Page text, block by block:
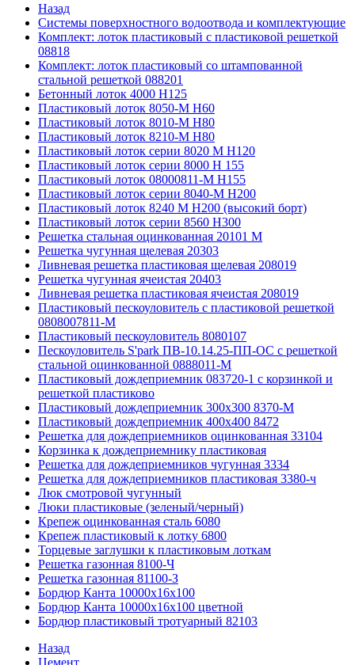
Назад
Системы поверхностного водоотвода и комплектующие
Комплект: лоток пластиковый с пластиковой решеткой
08818
Комплект: лоток пластиковый со штампованной
стальной решеткой 088201
Бетонный лоток 4000 Н125
Пластиковый лоток 8050-М H60
Пластиковый лоток 8010-М H80
Пластиковый лоток 8210-М H80
Пластиковый лоток серии 8020 М H120
Пластиковый лоток серии 8000 Н 155
Пластиковый лоток 08000811-М H155
Пластиковый лоток серии 8040-М H200
Пластиковый лоток 8240 M H200 (высокий борт)
Пластиковый лоток серии 8560 Н300
Решетка стальная оцинкованная 20101 М
Решетка чугунная щелевая 20303
Ливневая решетка пластиковая щелевая 208019
Решетка чугунная ячеистая 20403
Ливневая решетка пластиковая ячеистая 208019
Пластиковый пескоуловитель с пластиковой решеткой
0808007811-М
Пластиковый пескоуловитель 8080107
Пескоуловитель S'park ПВ-10.14.25-ПП-ОС с решеткой
стальной оцинкованной 0888011-М
Пластиковый дождеприемник 083720-1 c корзинкой и
решеткой пластиково
Пластиковый дождеприемник 300x300 8370-М
Пластиковый дождеприемник 400x400 8472
Решетка для дождеприемников оцинкованная 33104
Корзинка к дождеприемнику пластиковая
Решетка для дождеприемников чугунная 3334
Решетка для дождеприемников пластиковая 3380-ч
Люк смотровой чугунный
Люки пластиковые (зеленый/черный)
Крепеж оцинкованная сталь 6080
Крепеж пластиковый к лотку 6800
Торцевые заглушки к пластиковым лоткам
Решетка газонная 8100-Ч
Решетка газонная 81100-З
Бордюр Канта 10000x16x100
Бордюр Канта 10000x16x100 цветной
Бордюр пластиковый тротуарный 82103
Назад
Цемент